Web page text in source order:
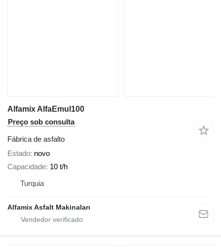
Alfamix AlfaEmul100
Preço sob consulta
Fábrica de asfalto
Estado novo
Capacidade 10 t/h
Turquia
Alfamix Asfalt Makinaları